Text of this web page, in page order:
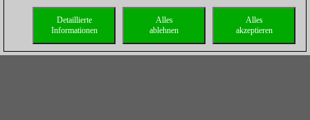
Alles
akzeptieren
Alles
ablehnen
Detaillierte
Informationen